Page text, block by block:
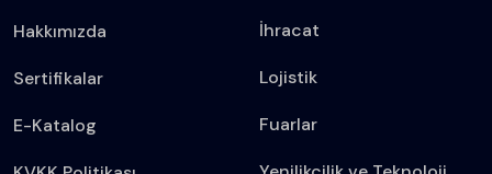
Hakkımızda
Sertifikalar
E-Katalog
İhracat
Lojistik
Fuarlar